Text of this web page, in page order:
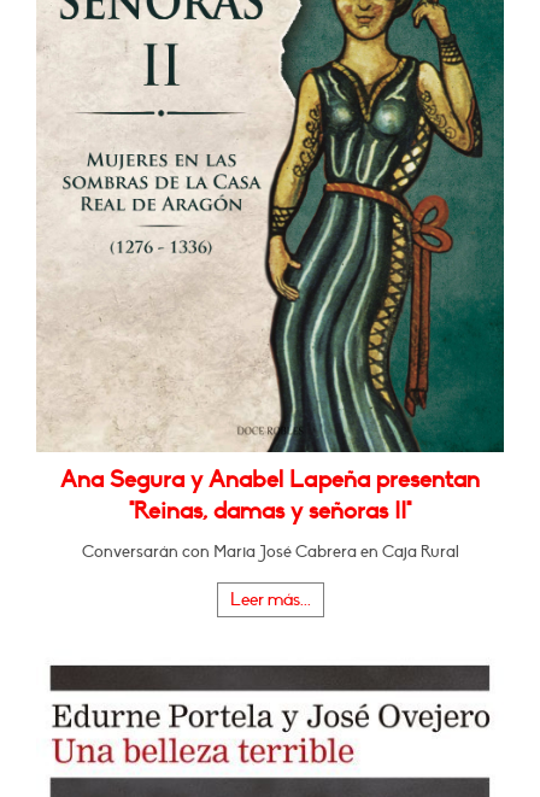
Ana Segura y Anabel Lapeña presentan
"Reinas, damas y señoras II"
Conversarán con Maria José Cabrera en Caja Rural
Leer más...